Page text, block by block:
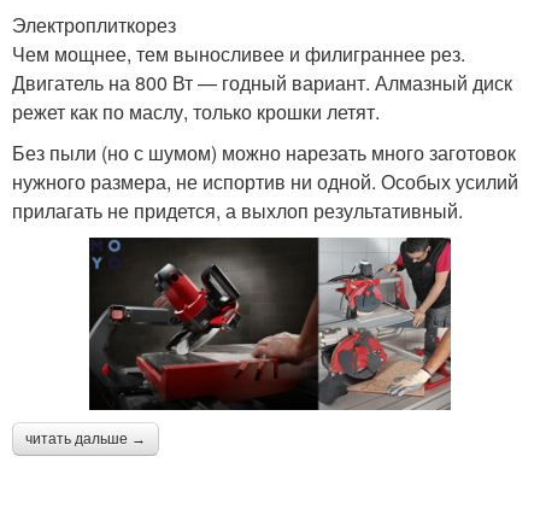
Электроплиткорез
Чем мощнее, тем выносливее и филиграннее рез.
Двигатель на 800 Вт — годный вариант. Алмазный диск
режет как по маслу, только крошки летят.
Без пыли (но с шумом) можно нарезать много заготовок
нужного размера, не испортив ни одной. Особых усилий
прилагать не придется, а выхлоп результативный.
читать дальше →